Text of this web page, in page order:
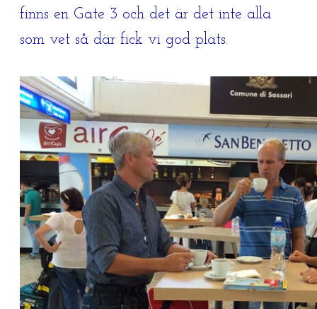
finns en Gate 3 och det är det inte alla
som vet så där fick vi god plats.